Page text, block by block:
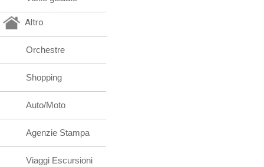
Altro
Orchestre
Shopping
Auto/Moto
Agenzie Stampa
Viaggi Escursioni